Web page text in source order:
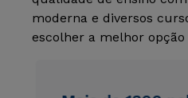
moderna e diversos
escolher a melhor